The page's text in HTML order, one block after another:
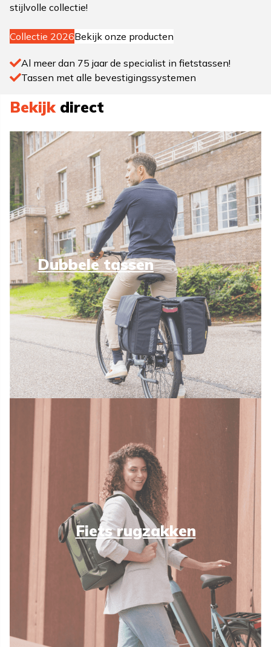
stijlvolle collectie!
Collectie 2026Bekijk onze producten
Al meer dan 75 jaar de specialist in fietstassen!
Tassen met alle bevestigingssystemen
Bekijk direct
Dubbele tassen
Fiets rugzakken